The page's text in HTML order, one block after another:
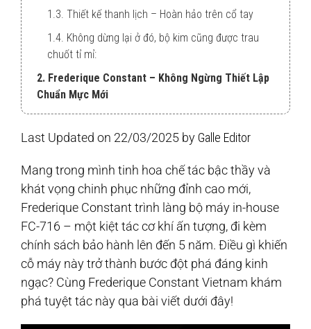
1.3. Thiết kế thanh lịch – Hoàn hảo trên cổ tay
1.4. Không dừng lại ở đó, bộ kim cũng được trau
chuốt tỉ mỉ:
2. Frederique Constant – Không Ngừng Thiết Lập
Chuẩn Mực Mới
Last Updated on 22/03/2025 by Galle Editor
Mang trong mình tinh hoa chế tác bậc thầy và
khát vọng chinh phục những đỉnh cao mới,
Frederique Constant trình làng bộ máy in-house
FC-716 – một kiệt tác cơ khí ấn tượng, đi kèm
chính sách bảo hành lên đến 5 năm. Điều gì khiến
cỗ máy này trở thành bước đột phá đáng kinh
ngạc? Cùng Frederique Constant Vietnam khám
phá tuyệt tác này qua bài viết dưới đây!